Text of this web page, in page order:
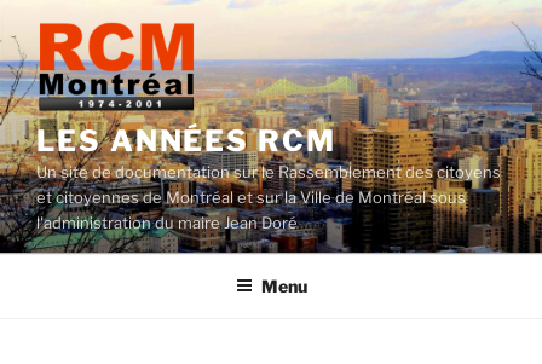
au
contenu
LES ANNÉES RCM
Un site de documentation sur le Rassemblement des citoyens
et citoyennes de Montréal et sur la Ville de Montréal sous
l'administration du maire Jean Doré
Menu